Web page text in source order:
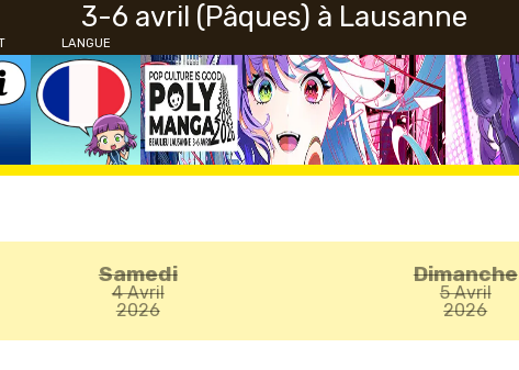
3-6 avril (Pâques) à Lausanne
LANGUE
Samedi
4 Avril
2026
Dimanche
5 Avril
2026